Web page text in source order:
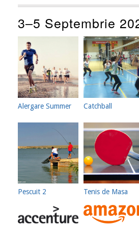
3‒5 Septembrie
Alergare Summer Catchball
Pescuit 2 Tenis de Masa